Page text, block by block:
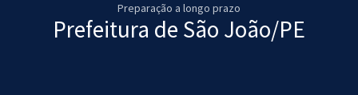
Preparação a longo prazo
Prefeitura de São João/PE